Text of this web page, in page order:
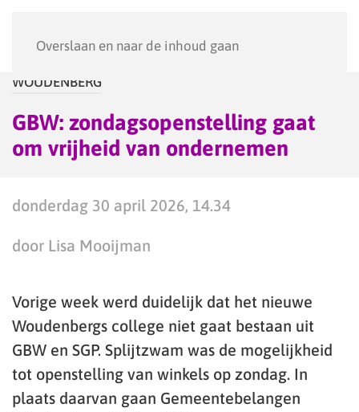
Overslaan en naar de inhoud gaan
WOUDENBERG
GBW: zondagsopenstelling gaat
om vrijheid van ondernemen
donderdag 30 april 2026, 14.34
door Lisa Mooijman
Vorige week werd duidelijk dat het nieuwe
Woudenbergs college niet gaat bestaan uit
GBW en SGP. Splijtzwam was de mogelijkheid
tot openstelling van winkels op zondag. In
plaats daarvan gaan Gemeentebelangen